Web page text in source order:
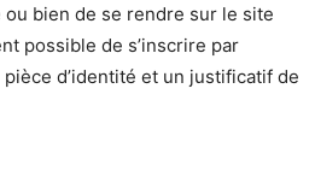
bien de se rendre sur le site
possible de s’inscrire par
d’identité et un justificatif de